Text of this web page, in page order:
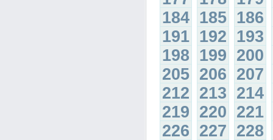
184 185 186
191 192 193
198 199 200
205 206 207
212 213 214
219 220 221
226 227 228